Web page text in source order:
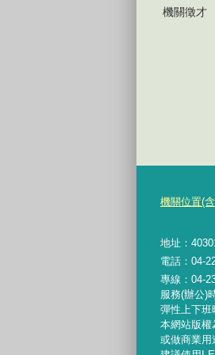
機關徵才
機關位置(
地址：
電話：04-
專線：04-
服務(辦公)
彈性上下班
本網站版權
或做商業用